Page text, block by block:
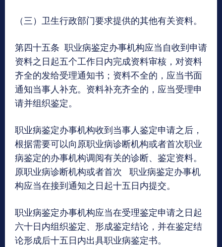
（三）卫生行政部门要求提供的其他有关资料。
第四十五条 职业病鉴定办事机构应当自收到申请
资料之日起五个工作日内完成资料审核，对资料
齐全的发给受理通知书；资料不全的，应当书面
通知当事人补充。资料补充齐全的，应当受理申
请并组织鉴定。
职业病鉴定办事机构收到当事人鉴定申请之后，
根据需要可以向原职业病诊断机构或者首次职业
病鉴定的办事机构调阅有关的诊断、鉴定资料。
原职业病诊断机构或者首次 职业病鉴定办事机
构应当在接到通知之日起十五日内提交。
职业病鉴定办事机构应当在受理鉴定申请之日起
六十日内组织鉴定、形成鉴定结论，并在鉴定结
论形成后十五日内出具职业病鉴定书。